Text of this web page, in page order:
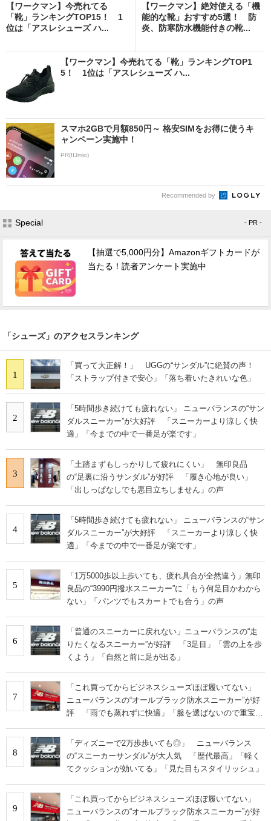
【ワークマン】今売れてる
「靴」ランキングTOP15！ 1
位は「アスレシューズ ハ...
【ワークマン】絶対使える「機
能的な靴」おすすめ5選！ 防
炎、防寒防水機能付きの靴...
【ワークマン】今売れてる「靴」ランキングTOP1
5！ 1位は「アスレシューズ ハ...
スマホ2GBで月額850円～ 格安SIMをお得に使うキ
ャンペーン実施中！
PR(IIJmio)
Recommended by
Special - PR -
【抽選で5,000円分】Amazonギフトカードが
当たる！読者アンケート実施中
「シューズ」のアクセスランキング
1
「買って大正解！」 UGGの“サンダル”に絶賛の声！
「ストラップ付きで安心」「落ち着いたきれいな色」
2
「5時間歩き続けても疲れない」 ニューバランスの“サン
ダルスニーカー”が大好評 「スニーカーより涼しく快
適」「今までの中で一番足が楽です」
3
「土踏まずもしっかりして疲れにくい」 無印良品
の“足裏に沿うサンダル”が好評 「履き心地が良い」
「出しっぱなしでも悪目立ちしません」の声
4
「5時間歩き続けても疲れない」 ニューバランスの“サン
ダルスニーカー”が大好評 「スニーカーより涼しく快
適」「今までの中で一番足が楽です」
5
「1万5000歩以上歩いても、疲れ具合が全然違う」無印
良品の“3990円撥水スニーカー”に「もう何足目かわから
ない」「パンツでもスカートでも合う」の声
6
「普通のスニーカーに戻れない」ニューバランスの“走
りたくなるスニーカー”が好評 「3足目」「雲の上を歩
くよう」「自然と前に足が出る」
7
「これ買ってからビジネスシューズほぼ履いてない」
ニューバランスの“オールブラック防水スニーカー”が好
評 「雨でも蒸れずに快適」「服を選ばないので重宝」
8
「ディズニーで2万歩歩いても◎」 ニューバランス
の“スニーカーサンダル”が大人気 「歴代最高」「軽く
てクッションが効いてる」「見た目もスタイリッシュ」
9
「これ買ってからビジネスシューズほぼ履いてない」
ニューバランスの“オールブラック防水スニーカー”が好